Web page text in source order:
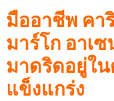
มืออาชีพ คา
มาร์โก อาเ
มาดริดอยู่ใ
แข็งแกร่ง